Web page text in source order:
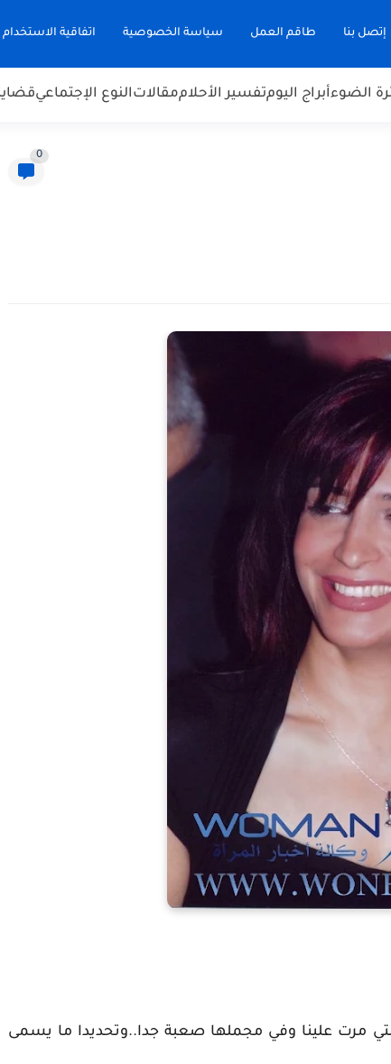
إتصل بنا طاقم العمل سياسة الخصوصية اتفاقية الاستخدام
الضوءأبراج اليومتفسير الأحلاممقالاتالنوع الإجتماعي
0
مرت علينا وفي مجملها صعبة جدا..وتحديدا ما يسمى